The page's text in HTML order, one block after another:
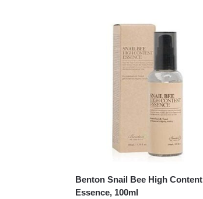
Benton Snail Bee High Content
Essence, 100ml